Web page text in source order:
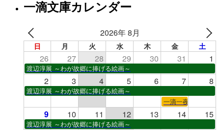
一滴文庫カレンダー
2026年 8月
日 月 火 水 木 金 土
26 27 28 29 30 31 1
渡辺淳展 ～わが故郷に捧げる絵画～
2 3 4 5 6 7 8
渡辺淳展 ～わが故郷に捧げる絵画～
一滴一夜
9 10 11 12 13 14 15
渡辺淳展 ～わが故郷に捧げる絵画～